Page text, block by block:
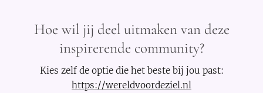
Hoe wil jij deel uitmaken van deze
inspirerende community?
Kies zelf de optie die het beste bij jou past:
https://wereldvoordeziel.nl